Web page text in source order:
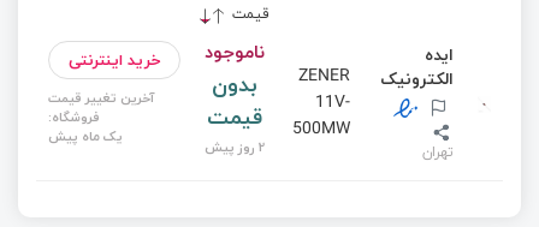
قیمت
ایده
الکترونیک
تهران
ZENER
11V-
500MW
ناموجود
بدون
قیمت
2 روز پیش
خرید اینترنتی
آخرین تغییر قیمت
فروشگاه:
یک ماه پیش